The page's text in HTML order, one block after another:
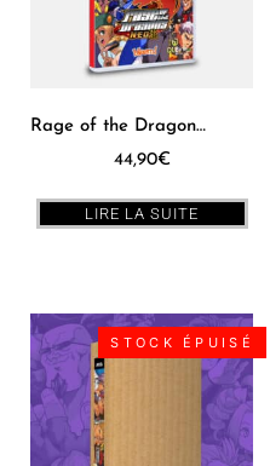
Rage of the Dragons Neo SWITCH [US]
44,90€
LIRE LA SUITE
STOCK ÉPUISÉ